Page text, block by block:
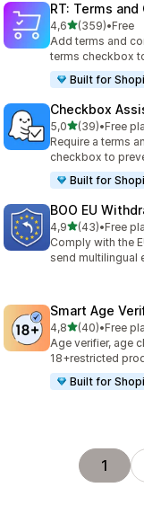
RT: Terms
4,6z 5 hvězd
(359)
Celkový počet
•Free
Add terms and
terms checkbox
Built for
Checkbox
5,0z 5 hvězd
(39)
Celkový počet
•Free
Require a terms
checkbox to
Built for
BOO EU
4,9z 5 hvězd
(43)
Celkový počet
•Free
Comply with the
send multilingual
Smart Age
4,8z 5 hvězd
(40)
Celkový počet
•Free
Age verifier, age
18+restricted
Built for
1